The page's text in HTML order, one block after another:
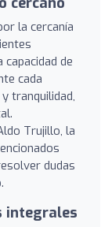
la cercanía
de
cada
tranquilidad,
Trujillo, la
dudas
integrales